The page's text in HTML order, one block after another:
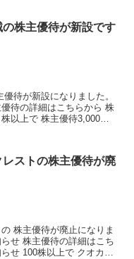
の株主優待が新設です
待が新設になりました。
待の詳細はこちらから 株
以上で 株主優待3,000ポ
レストの株主優待が廃
株主優待が廃止になりま
せ 株主優待の詳細はこち
せ 100株以上で クオカー